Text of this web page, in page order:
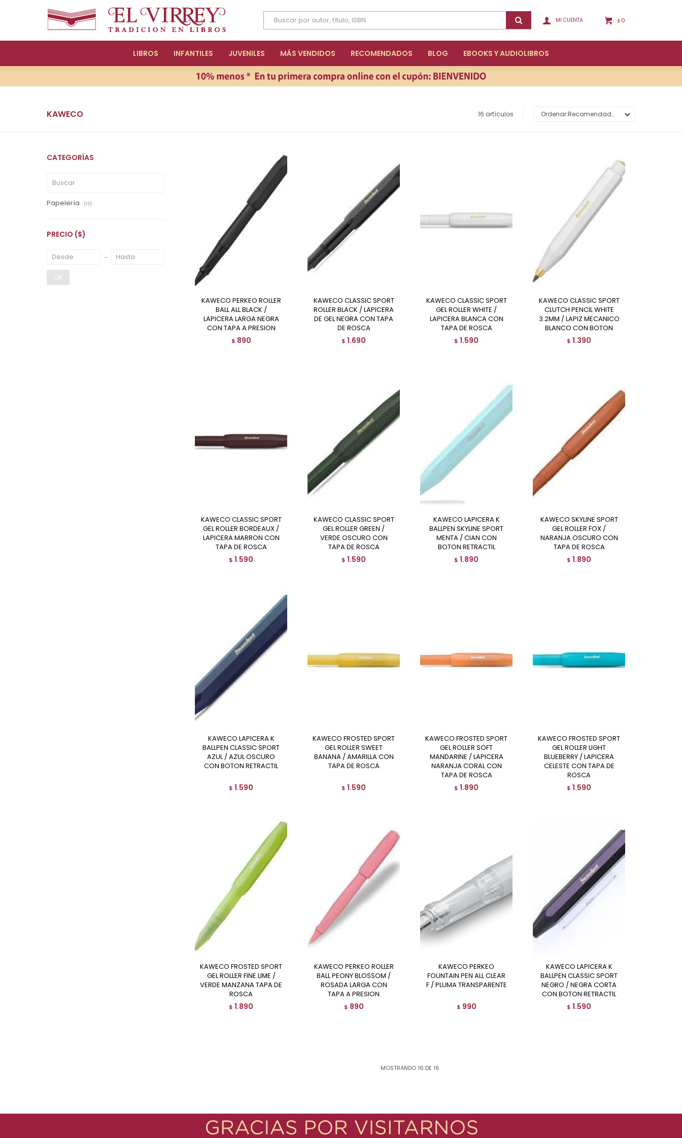
LIBROS INFANTILES JUVENILES MÁS VENDIDOS RECOMENDADOS BLOG EBOOKS Y AUDIOLIBROS
$ 0
KAWECO 16 artículos Recomendados
KAWECO PERKEO ROLLER
BALL ALL BLACK /
LAPICERA LARGA NEGRA
CON TAPA A PRESION
$ 890
KAWECO CLASSIC SPORT
ROLLER BLACK / LAPICERA
DE GEL NEGRA CON TAPA
DE ROSCA
$ 1.690
KAWECO CLASSIC SPORT
GEL ROLLER WHITE /
LAPICERA BLANCA CON
TAPA DE ROSCA
$ 1.590
KAWECO CLASSIC SPORT
CLUTCH PENCIL WHITE
3.2MM / LAPIZ MECANICO
BLANCO CON BOTON
$ 1.390
KAWECO CLASSIC SPORT
GEL ROLLER BORDEAUX /
LAPICERA MARRON CON
TAPA DE ROSCA
$ 1.590
KAWECO CLASSIC SPORT
GEL ROLLER GREEN /
VERDE OSCURO CON
TAPA DE ROSCA
$ 1.590
KAWECO LAPICERA K
BALLPEN SKYLINE SPORT
MENTA / CIAN CON
BOTON RETRACTIL
$ 1.890
KAWECO SKYLINE SPORT
GEL ROLLER FOX /
NARANJA OSCURO CON
TAPA DE ROSCA
$ 1.890
KAWECO LAPICERA K
BALLPEN CLASSIC SPORT
AZUL / AZUL OSCURO
CON BOTON RETRACTIL
$ 1.590
KAWECO FROSTED SPORT
GEL ROLLER SWEET
BANANA / AMARILLA CON
TAPA DE ROSCA
$ 1.590
KAWECO FROSTED SPORT
GEL ROLLER SOFT
MANDARINE / LAPICERA
NARANJA CORAL CON
TAPA DE ROSCA
$ 1.890
KAWECO FROSTED SPORT
GEL ROLLER LIGHT
BLUEBERRY / LAPICERA
CELESTE CON TAPA DE
ROSCA
$ 1.590
KAWECO FROSTED SPORT
GEL ROLLER FINE LIME /
VERDE MANZANA TAPA DE
ROSCA
$ 1.890
KAWECO PERKEO ROLLER
BALL PEONY BLOSSOM /
ROSADA LARGA CON
TAPA A PRESION
$ 890
KAWECO PERKEO
FOUNTAIN PEN ALL CLEAR
F / PLUMA TRANSPARENTE
$ 990
KAWECO LAPICERA K
BALLPEN CLASSIC SPORT
NEGRO / NEGRA CORTA
CON BOTON RETRACTIL
$ 1.590
MOSTRANDO 16 DE 16
CATEGORÍAS
Papelería (16)
PRECIO ($)
OK